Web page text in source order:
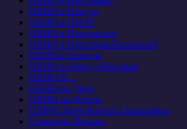
ОКНО в Никуда
ОКНО в ПИАР
ОКНО в Прекрасное
ОКНО в Просторы Вселенной
ОКНО в Социум
ОКНО в Сферу Обитания
ОКНО В…
ОКНО во Двор
ОКНО на Чердак
ОПРОСЫ от Вопроса Засыпкина
Открытое Письмо